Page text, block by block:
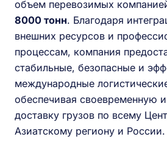
объем перевозимых
8000 тонн. Благодаря
внешних ресурсов и
процессам, компания
стабильные, безопасные и
международные
обеспечивая своевременную
доставку грузов по всему
Азиатскому региону и России.